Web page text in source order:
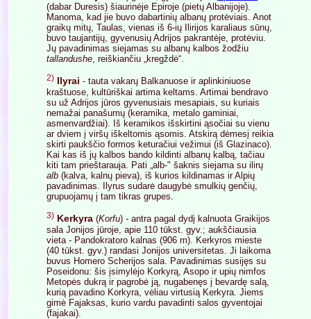
(dabar Duresis) šiaurinėje Epiroje (pietų Albanijoje).
Manoma, kad jie buvo dabartinių albanų protėviais. Anot
graikų mitų, Taulas, vienas iš 6-ių Ilirijos karaliaus sūnų,
buvo taujantijų, gyvenusių Adrijos pakrantėje, protėviu.
Jų pavadinimas siejamas su albanų kalbos žodžiu
tallandushe, reiškiančiu „kregždė“.
2) Ilyrai - tauta vakarų Balkanuose ir aplinkiniuose
kraštuose, kultūriškai artima keltams. Artimai bendravo
su už Adrijos jūros gyvenusiais mesapiais, su kuriais
nemažai panašumų (keramika, metalo gaminiai,
asmenvardžiai). Iš keramikos išskirtini ąsočiai su vienu
ar dviem į viršų iškeltomis ąsomis. Atskirą dėmesį reikia
skirti paukščio formos keturačiui vežimui (iš Glazinaco).
Kai kas iš jų kalbos bando kildinti albanų kalbą, tačiau
kiti tam prieštarauja. Pati „alb-" šaknis siejama su ilirų
alb (kalva, kalnų pieva), iš kurios kildinamas ir Alpių
pavadinimas. Ilyrus sudarė daugybė smulkių genčių,
grupuojamų į tam tikras grupes.
3) Kerkyra (Korfu) - antra pagal dydį kalnuota Graikijos
sala Jonijos jūroje, apie 110 tūkst. gyv.; aukščiausia
vieta - Pandokratoro kalnas (906 m). Kerkyros mieste
(40 tūkst. gyv.) randasi Jonijos universitetas. Ji laikoma
buvus Homero Scherijos sala. Pavadinimas susijęs su
Poseidonu: šis įsimylėjo Korkyrą, Asopo ir upių nimfos
Metopės dukrą ir pagrobė ją, nugabenęs į bevardę salą,
kurią pavadino Korkyra, vėliau virtusią Kerkyra. Jiems
gimė Fajaksas, kurio vardu pavadinti salos gyventojai
(fajakai).